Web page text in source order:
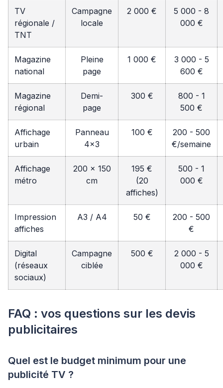
TV
régionale /
TNT
Campagne
locale
2 000 €
5 000 - 8
000 €
Magazine
national
Pleine
page
1 000 €
3 000 - 5
600 €
Magazine
régional
Demi-
page
300 €
800 - 1
500 €
Affichage
urbain
Panneau
4x3
100 €
200 - 500
€/semaine
Affichage
métro
200 x 150
cm
195 €
(20
affiches)
500 - 1
000 €
Impression
affiches
A3 / A4 50 €
200 - 500
€
Digital
(réseaux
sociaux)
Campagne
ciblée
500 €
2 000 - 5
000 €
FAQ : vos questions sur les devis
publicitaires
Quel est le budget minimum pour une
publicité TV ?